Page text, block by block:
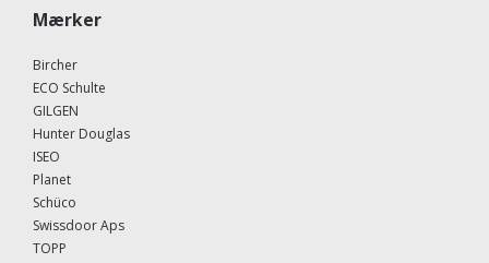
Mærker
Bircher
ECO Schulte
GILGEN
Hunter Douglas
ISEO
Planet
Schüco
Swissdoor Aps
TOPP